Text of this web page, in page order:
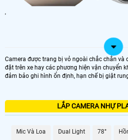
'
Camera được trang bị vỏ ngoài chắc chắn và
đặt trên xe hay các phương hiện vận chuyển
đảm bảo ghi hình ổn định, hạn chế bị giật
LẮP CAMERA NHỰ
Mic Và Loa Dual Light 78°